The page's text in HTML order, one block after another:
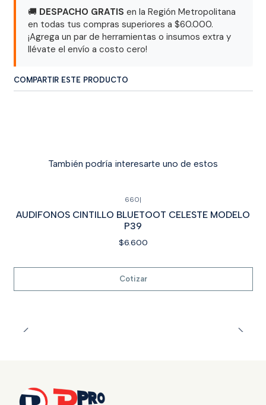
🚚 DESPACHO GRATIS en la Región Metropolitana
en todas tus compras superiores a $60.000.
¡Agrega un par de herramientas o insumos extra y
llévate el envío a costo cero!
COMPARTIR ESTE PRODUCTO
También podría interesarte uno de estos
660|
AUDIFONOS CINTILLO BLUETOOT CELESTE MODELO
P39
$6.600
Cotizar